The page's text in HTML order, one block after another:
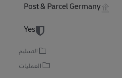
Post & Parcel Germany
Yes
التسليم
العمليات